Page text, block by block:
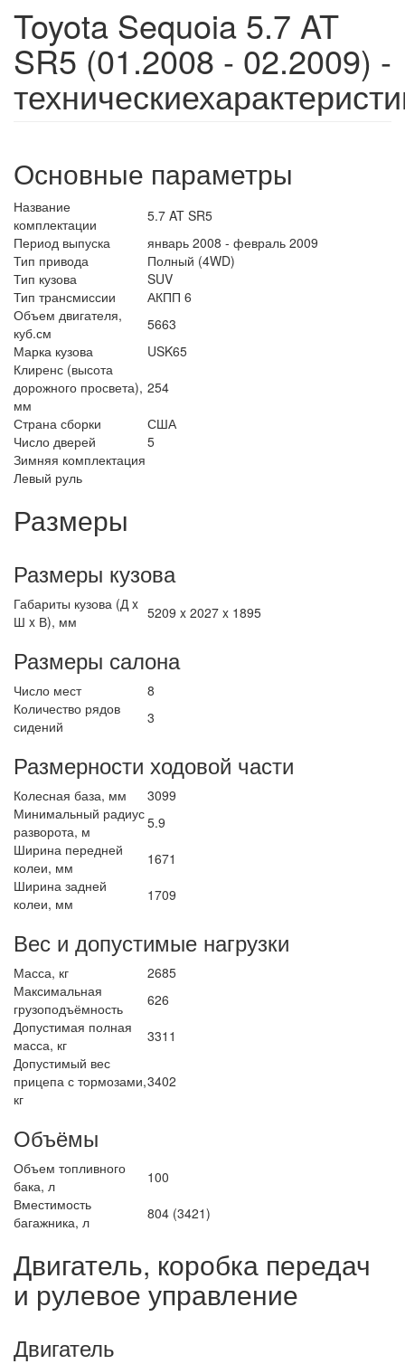
Toyota Sequoia 5.7 AT
SR5 (01.2008 - 02.2009) -
Основные параметры
Название
комплектации
5.7 AT SR5
Период выпуска
январь 2008 - февраль 2009
Тип привода
Полный (4WD)
Тип кузова
SUV
Тип трансмиссии
АКПП 6
Объем двигателя,
куб.см
5663
Марка кузова
USK65
Клиренс (высота
дорожного просвета),
мм
254
Страна сборки
США
Число дверей
5
Зимняя комплектация
Левый руль
Размеры
Размеры кузова
Габариты кузова (Д x
Ш x В), мм
5209 x 2027 x 1895
Размеры салона
Число мест
8
Количество рядов
сидений
3
Размерности ходовой части
Колесная база, мм
3099
Минимальный радиус
разворота, м
5.9
Ширина передней
колеи, мм
1671
Ширина задней
колеи, мм
1709
Вес и допустимые нагрузки
Масса, кг
2685
Максимальная
грузоподъёмность
626
Допустимая полная
масса, кг
3311
Допустимый вес
прицепа с тормозами,
кг
3402
Объёмы
Объем топливного
бака, л
100
Вместимость
багажника, л
804 (3421)
Двигатель, коробка передач
и рулевое управление
Двигатель